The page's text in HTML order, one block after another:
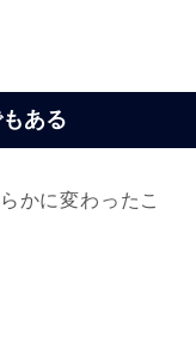
ある
かに変わったこ